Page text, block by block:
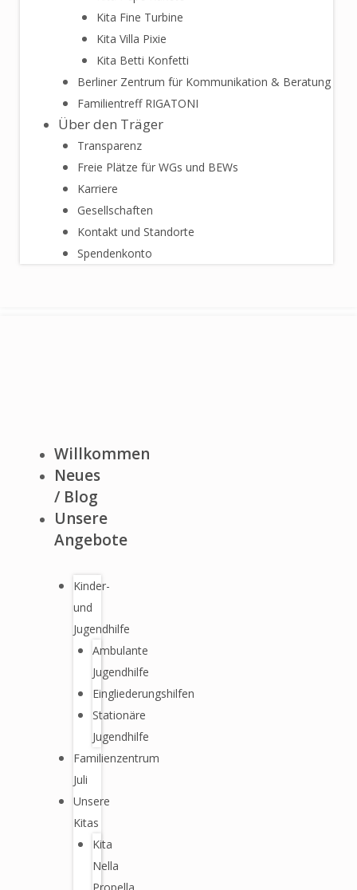
Kita Fine Turbine
Kita Villa Pixie
Kita Betti Konfetti
Berliner Zentrum für Kommunikation & Beratung
Familientreff RIGATONI
Über den Träger
Transparenz
Freie Plätze für WGs und BEWs
Karriere
Gesellschaften
Kontakt und Standorte
Spendenkonto
Willkommen
Neues
/ Blog
Unsere
Angebote
Kinder-
und
Jugendhilfe
Ambulante
Jugendhilfe
Eingliederungshilfen
Stationäre
Jugendhilfe
Familienzentrum
Juli
Unsere
Kitas
Kita
Nella